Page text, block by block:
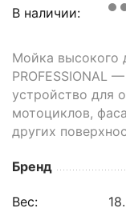
В наличии:
Мойка высокого
PROFESSIONAL
устройство для
мотоциклов,
других
Бренд
Вес: